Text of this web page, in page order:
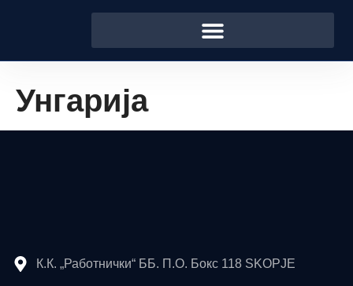
Унгарија
К.К. „Работнички“ ББ. П.О. Бокс 118 SKOPJE